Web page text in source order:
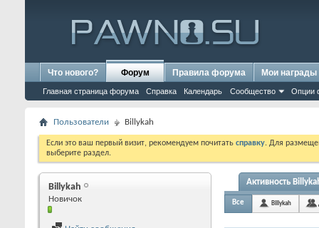
Что нового? Форум
Главная страница форума Справка Календарь Сообщество Опции
Правила форума Мои награды
Пользователи Billykah
Если это ваш первый визит, рекомендуем почитать справку. Для
выберите раздел.
Billykah
Новичок
Активность
Все Billykah